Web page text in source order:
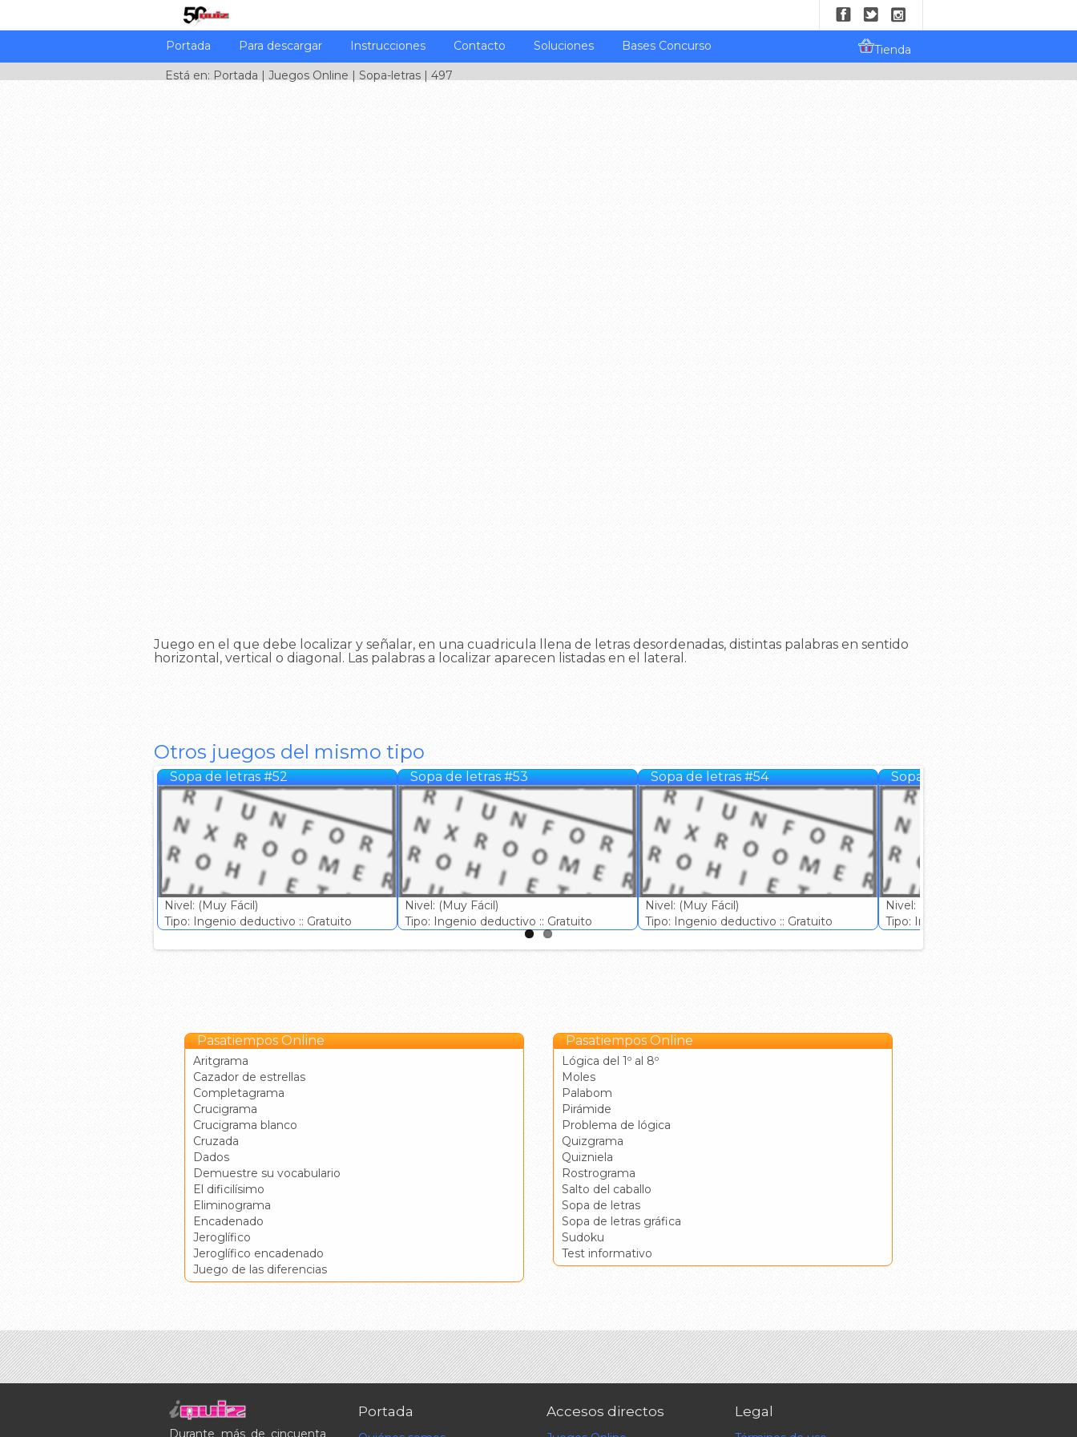
Portada Para descargar Instrucciones Contacto Soluciones Bases Concurso
Tienda
Está en: Portada | Juegos Online | Sopa-letras | 497
Juego en el que debe localizar y señalar, en una cuadricula llena de letras desordenadas, distintas palabras en sentido
horizontal, vertical o diagonal. Las palabras a localizar aparecen listadas en el lateral.
Otros juegos del mismo tipo
Sopa de letras #52
Nivel: (Muy Fácil)
Tipo: Ingenio deductivo :: Gratuito
Sopa de letras #53
Nivel: (Muy Fácil)
Tipo: Ingenio deductivo :: Gratuito
Sopa de letras #54
Nivel: (Muy Fácil)
Tipo: Ingenio deductivo :: Gratuito
Sopa de letras #55
Nivel: (Fácil)
Tipo: Ingenio deductivo :: Gratuito
Pasatiempos Online
Aritgrama
Cazador de estrellas
Completagrama
Crucigrama
Crucigrama blanco
Cruzada
Dados
Demuestre su vocabulario
El dificilísimo
Eliminograma
Encadenado
Jeroglífico
Jeroglífico encadenado
Juego de las diferencias
Pasatiempos Online
Lógica del 1º al 8º
Moles
Palabom
Pirámide
Problema de lógica
Quizgrama
Quizniela
Rostrograma
Salto del caballo
Sopa de letras
Sopa de letras gráfica
Sudoku
Test informativo
Durante más de cincuenta
Portada Accesos directos Legal